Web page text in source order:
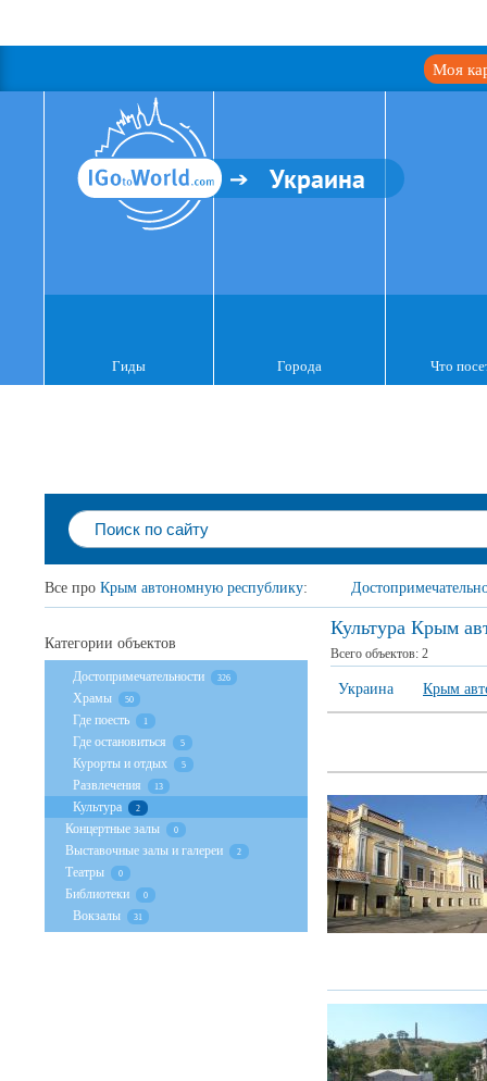
Моя
Украина
Гиды Города Что
Все про Крым автономную республику:
Культура Крым
Всего объектов: 2
Украина Крым
Категории объектов
Достопримечательности 326
Храмы 50
Где поесть 1
Где остановиться 5
Курорты и отдых 5
Развлечения 13
Культура 2
Концертные залы 0
Выставочные залы и галереи 2
Театры 0
Библиотеки 0
Вокзалы 31